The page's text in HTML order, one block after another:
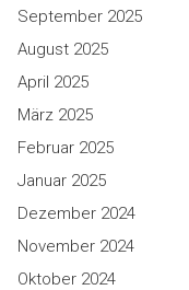
September 2025
August 2025
April 2025
März 2025
Februar 2025
Januar 2025
Dezember 2024
November 2024
Oktober 2024